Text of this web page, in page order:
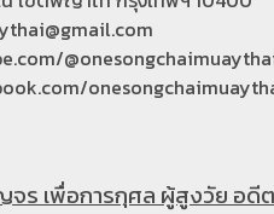
ร เพื่อการกุศล ผู้สูงวัย อดีต